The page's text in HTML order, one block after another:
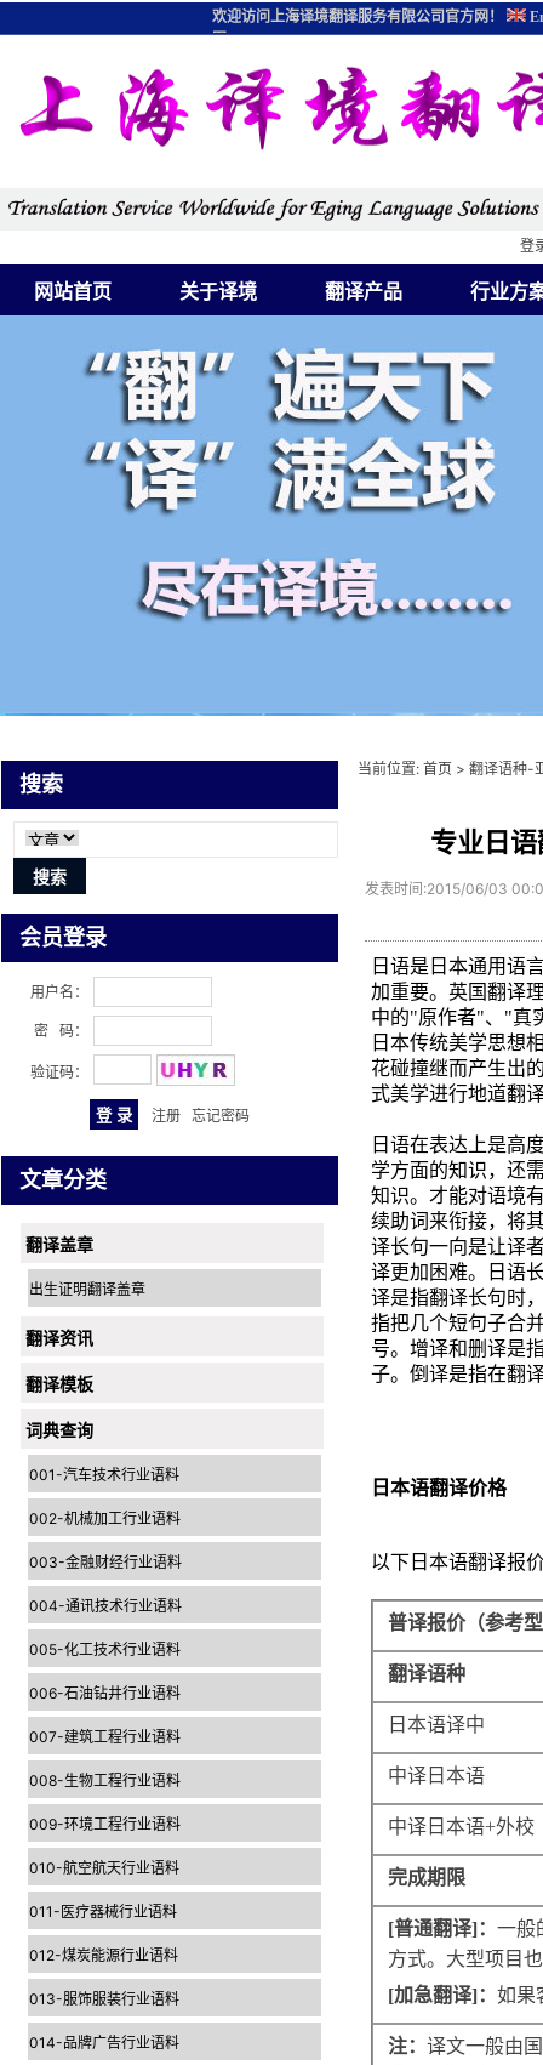
网站首页 关于译境 翻译产品 行业方
登
欢迎访问上海译境翻译服务有限公司官方网！
图
搜索
会员登录
用户名：
密 码：
验证码：
注册 忘记密码
文章分类
翻译盖章
出生证明翻译盖章
翻译资讯
翻译模板
词典查询
001-汽车技术行业语料
002-机械加工行业语料
003-金融财经行业语料
004-通讯技术行业语料
005-化工技术行业语料
006-石油钻井行业语料
007-建筑工程行业语料
008-生物工程行业语料
009-环境工程行业语料
010-航空航天行业语料
011-医疗器械行业语料
012-煤炭能源行业语料
013-服饰服装行业语料
014-品牌广告行业语料
当前位置: 首页 > 翻译语种-
专业日
发表时间:2015/06/03
日语是日本通用语
加重要。英国翻译
中的"原作者"、"真
日本传统美学思想
花碰撞继而产生出
式美学进行地道翻
日语在表达上是高
学方面的知识，还
知识。才能对语境
续助词来衔接，将
译长句一向是让译
译更加困难。日语
译是指翻译长句时
指把几个短句子合
号。增译和删译是
子。倒译是指在翻
日本语翻译价格
以下日本语翻译报
普译报价（参考
翻译语种
日本语译中
中译日本语
中译日本语+外校
完成期限
[普通翻译]： 一般
方式。大型项目
[加急翻译]： 如果
注： 译文一般由